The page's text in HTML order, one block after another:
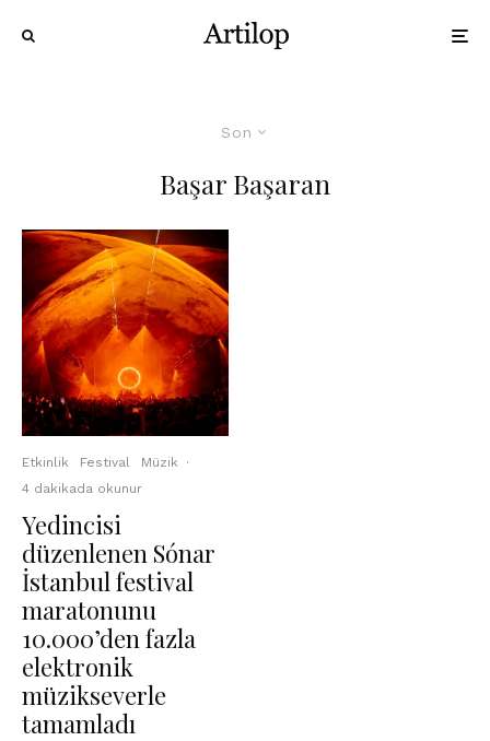
Son
Başar Başaran
Etkinlik Festival Müzik
·
4 dakikada okunur
Yedincisi
düzenlenen Sónar
İstanbul festival
maratonunu
10.000’den fazla
elektronik
müzikseverle
tamamladı